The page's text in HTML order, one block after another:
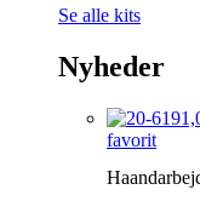
Se alle kits
Nyheder
favorit